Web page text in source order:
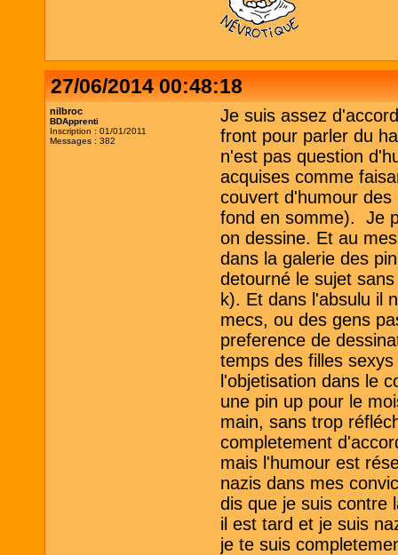
27/06/2014 00:48:18
nilbroc
BDApprenti
Inscription : 01/01/2011
Messages : 382
Je suis assez
front pour parler du
n'est pas question
acquises comme
couvert d'humour
fond en somme). Je
on dessine. Et au
dans la galerie des
detourné le sujet
k). Et dans l'absulu il
mecs, ou des gens
preference de
temps des filles
l'objetisation dans le
une pin up pour le
main, sans trop
completement
mais l'humour est
nazis dans mes
dis que je suis contre
il est tard et je suis
je te suis